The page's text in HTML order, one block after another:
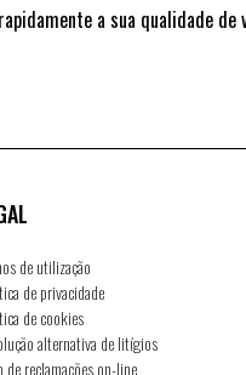
a sua qualidade de
de utilização
de privacidade
de cookies
alternativa de litígios
de reclamações on-line